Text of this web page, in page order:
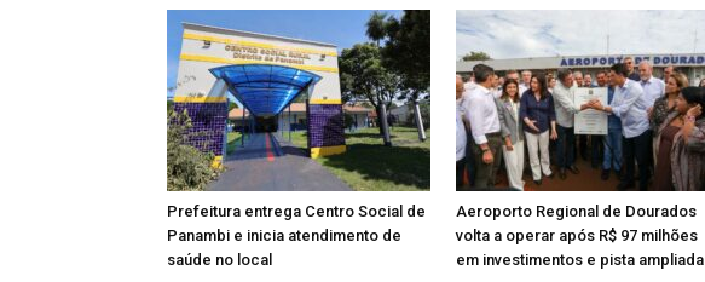
Prefeitura entrega Centro Social de
Panambi e inicia atendimento de
saúde no local
Aeroporto Regional de Dourados
volta a operar após R$ 97 milhões
em investimentos e pista ampliada